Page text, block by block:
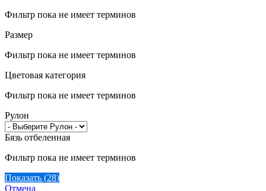
Фильтр пока не имеет терминов
Размер
Фильтр пока не имеет терминов
Цветовая категория
Фильтр пока не имеет терминов
Рулон
Бязь отбеленная
Фильтр пока не имеет терминов
Показать (28)
Отмена